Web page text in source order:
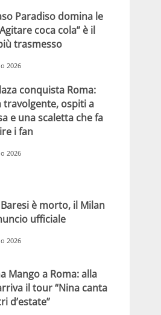
Paradiso domina le
coca cola” è il
trasmesso
2026
conquista Roma:
travolgente, ospiti a
e una scaletta che fa
i fan
2026
è morto, il Milan
ufficiale
2026
Mango a Roma: alla
il tour “Nina canta
d’estate”